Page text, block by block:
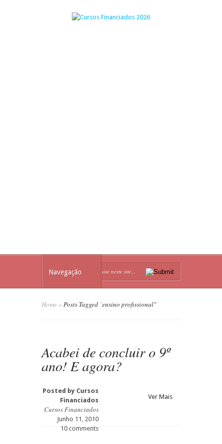
Navegação
Home » Posts Tagged "ensino profissional"
Acabei de concluir o 9º
ano! E agora?
Posted by Cursos
Financiados
Cursos Financiados
Junho 11, 2010
10 comments
Ver Mais